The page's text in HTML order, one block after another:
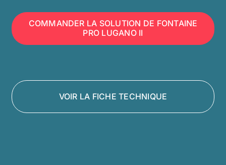
COMMANDER LA SOLUTION DE FONTAINE
PRO LUGANO II
VOIR LA FICHE TECHNIQUE